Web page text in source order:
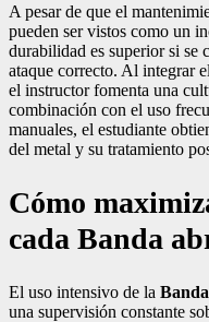
A pesar de que el
pueden ser vistos como un
durabilidad es superior si se
ataque correcto. Al integrar
el instructor fomenta una
combinación con el uso
manuales, el estudiante
del metal y su tratamiento
Cómo
cada Banda
El uso intensivo de la
una supervisión constante